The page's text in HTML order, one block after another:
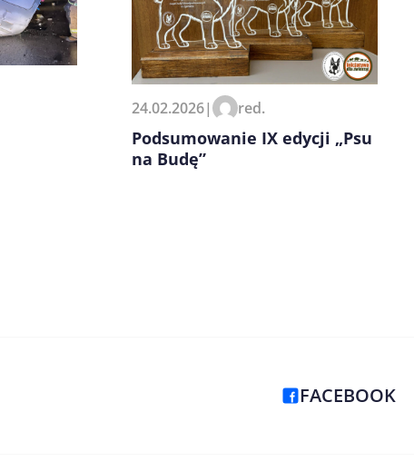
24.02.2026| red.
Podsumowanie IX edycji „Psu
na Budę”
FACEBOOK